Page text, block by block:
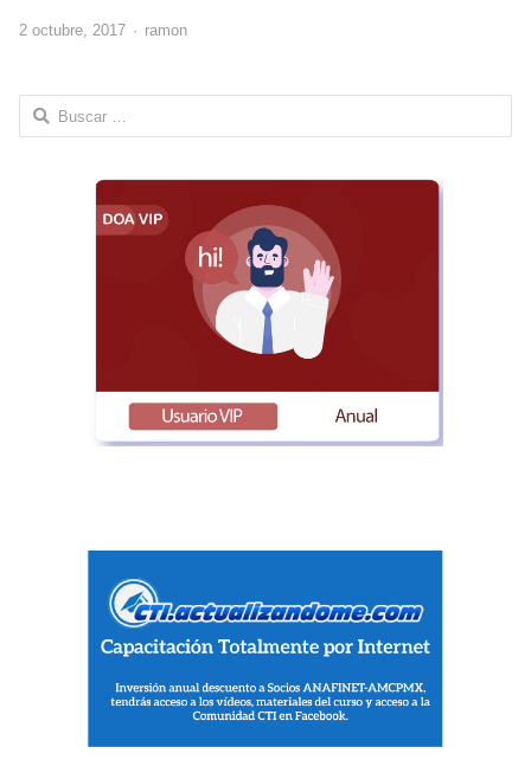
2 octubre, 2017 Author
ramon
Buscar: